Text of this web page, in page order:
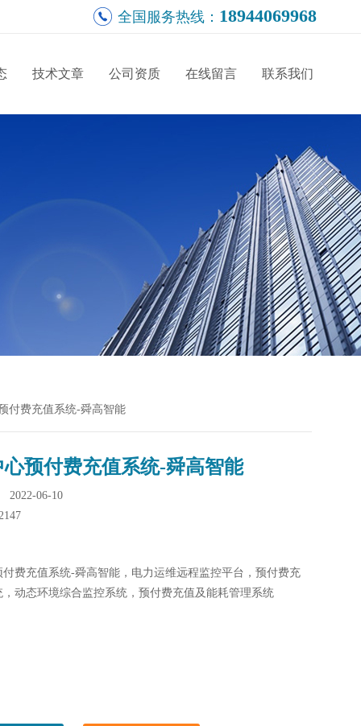
全国服务热线： 18944069968
技术文章 公司资质 在线留言 联系我们
付费充值系统-舜高智能
心预付费充值系统-舜高智能
2022-06-10
付费充值系统-舜高智能，电力运维远程监控平台，预付费充
，动态环境综合监控系统，预付费充值及能耗管理系统